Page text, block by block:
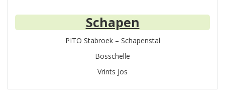
Schapen
PITO Stabroek – Schapenstal
Bosschelle
Vrints Jos